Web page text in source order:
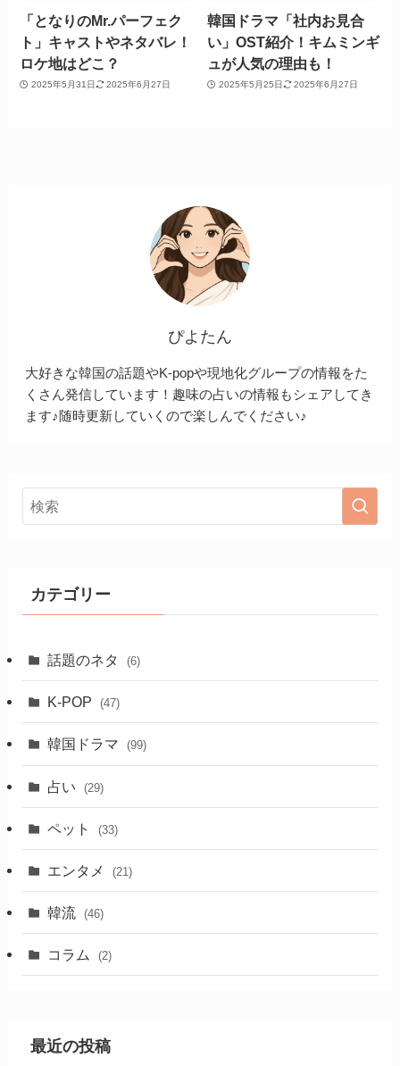
「となりのMr.パーフェク
ト」キャストやネタバレ！
ロケ地はどこ？
2025年5月31日 2025年6月27日
韓国ドラマ「社内お見合
い」OST紹介！キムミンギ
ュが人気の理由も！
2025年5月25日 2025年6月27日
ぴよたん
大好きな韓国の話題やK-popや現地化グループの情報をた
くさん発信しています！趣味の占いの情報もシェアしてき
ます♪随時更新していくので楽しんでください♪
カテゴリー
話題のネタ (6)
K-POP (47)
韓国ドラマ (99)
占い (29)
ペット (33)
エンタメ (21)
韓流 (46)
コラム (2)
最近の投稿